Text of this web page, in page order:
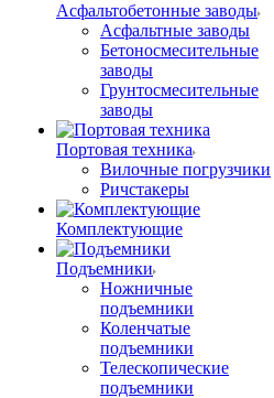
Асфальтобетонные заводы
Асфальтные заводы
Бетоносмесительные
заводы
Грунтосмесительные
заводы
Портовая техника
Вилочные погрузчики
Ричстакеры
Комплектующие
Подъемники
Ножничные
подъемники
Коленчатые
подъемники
Телескопические
подъемники